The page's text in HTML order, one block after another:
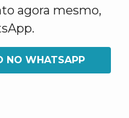
agora mesmo,
NO WHATSAPP